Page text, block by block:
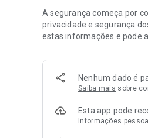
A segurança começa por
privacidade e segurança
estas informações e pode
Nenhum dado é
Saiba mais sobre
Esta app pode
Informações